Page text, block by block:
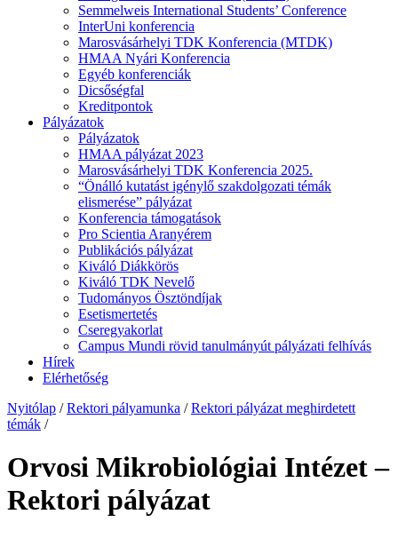
Semmelweis International Students’ Conference
InterUni konferencia
Marosvásárhelyi TDK Konferencia (MTDK)
HMAA Nyári Konferencia
Egyéb konferenciák
Dicsőségfal
Kreditpontok
Pályázatok
Pályázatok
HMAA pályázat 2023
Marosvásárhelyi TDK Konferencia 2025.
“Önálló kutatást igénylő szakdolgozati témák
elismerése” pályázat
Konferencia támogatások
Pro Scientia Aranyérem
Publikációs pályázat
Kiváló Diákkörös
Kiváló TDK Nevelő
Tudományos Ösztöndíjak
Esetismertetés
Cseregyakorlat
Campus Mundi rövid tanulmányút pályázati felhívás
Hírek
Elérhetőség
Nyitólap / Rektori pályamunka / Rektori pályázat meghirdetett
témák /
Orvosi Mikrobiológiai Intézet –
Rektori pályázat